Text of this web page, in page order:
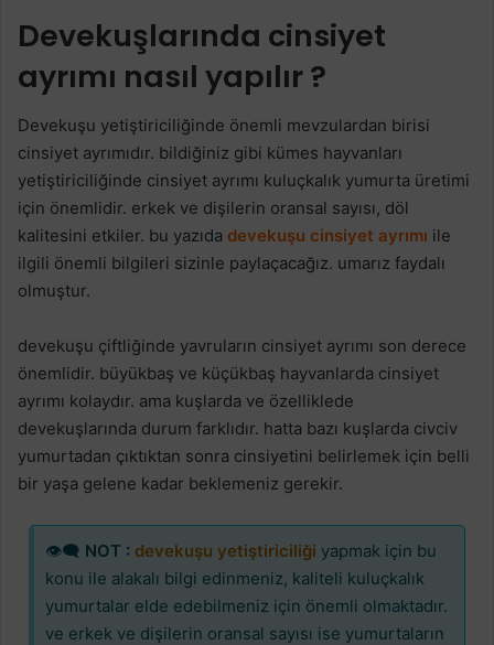
Devekuşlarında cinsiyet
ayrımı nasıl yapılır ?
Devekuşu yetiştiriciliğinde önemli mevzulardan birisi
cinsiyet ayrımıdır. bildiğiniz gibi kümes hayvanları
yetiştiriciliğinde cinsiyet ayrımı kuluçkalık yumurta üretimi
için önemlidir. erkek ve dişilerin oransal sayısı, döl
kalitesini etkiler. bu yazıda devekuşu cinsiyet ayrımı ile
ilgili önemli bilgileri sizinle paylaçacağız. umarız faydalı
olmuştur.
devekuşu çiftliğinde yavruların cinsiyet ayrımı son derece
önemlidir. büyükbaş ve küçükbaş hayvanlarda cinsiyet
ayrımı kolaydır. ama kuşlarda ve özelliklede
devekuşlarında durum farklıdır. hatta bazı kuşlarda civciv
yumurtadan çıktıktan sonra cinsiyetini belirlemek için belli
bir yaşa gelene kadar beklemeniz gerekir.
👁‍🗨 NOT : devekuşu yetiştiriciliği yapmak için bu
konu ile alakalı bilgi edinmeniz, kaliteli kuluçkalık
yumurtalar elde edebilmeniz için önemli olmaktadır.
ve erkek ve dişilerin oransal sayısı ise yumurtaların